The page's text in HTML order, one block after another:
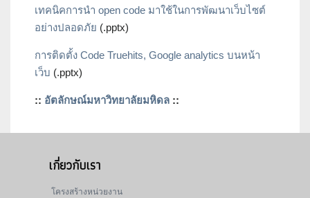
เทคนิคการนำ open code มาใช้ในการพัฒนาเว็บไซต์
อย่างปลอดภัย (.pptx)
การติดตั้ง Code Truehits, Google analytics บนหน้า
เว็บ (.pptx)
:: อัตลักษณ์มหาวิทยาลัยมหิดล ::
เกี่ยวกับเรา
โครงสร้างหน่วยงาน